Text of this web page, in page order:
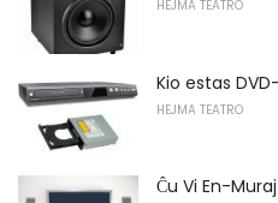
HEJMA TEATRO
Kio estas
HEJMA TEATRO
Ĉu Vi En-